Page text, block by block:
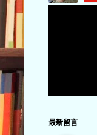
最新留言